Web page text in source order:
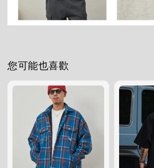
您可能也喜歡